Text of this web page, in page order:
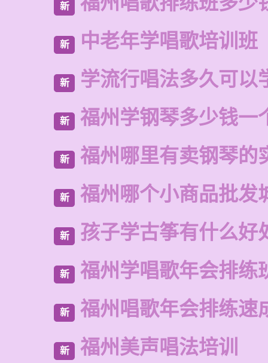
新
新 中老年学唱歌培训班
新 学流行唱法多久可以
新 福州学钢琴多少钱一
新 福州哪里有卖钢琴的
新 福州哪个小商品批发
新 孩子学古筝有什么好
新 福州学唱歌年会排练
新 福州唱歌年会排练速
新 福州美声唱法培训